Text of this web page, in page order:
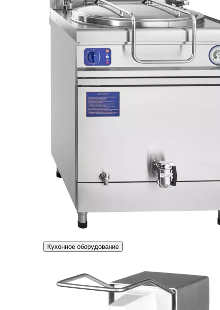
Кухонное оборудование